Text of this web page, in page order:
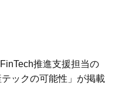
推進支援担当の
ックの可能性」が掲載